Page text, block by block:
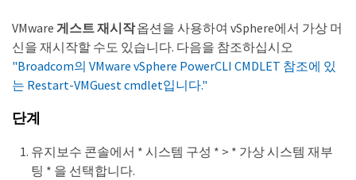
VMware 게스트 재시작옵션을 사용하여 vSphere에서 가상 머
신을 재시작할 수도 있습니다. 다음을 참조하십시오
"Broadcom의 VMware vSphere PowerCLI CMDLET 참조에 있
는 Restart-VMGuest cmdlet입니다."
단계
유지보수 콘솔에서 * 시스템 구성 * > * 가상 시스템 재부
팅 * 을 선택합니다.